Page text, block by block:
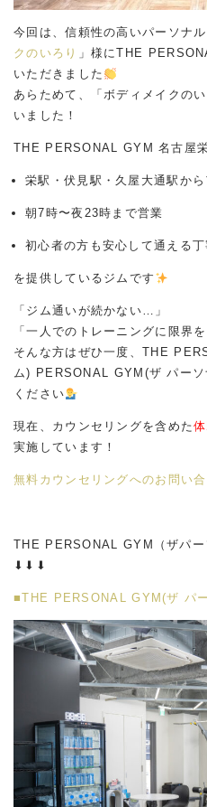
今回は、信頼性の高いパーソナ
クのいろり 」様にTHE
いただきました
あらためて、「ボディメイクの
いました！
THE PERSONAL GYM 名古屋栄
栄駅・伏見駅・久屋大通駅か
朝7時〜夜23時まで営業
初心者の方も安心して通える
を提供しているジムです
「ジム通いが続かない…」
「一人でのトレーニングに限界
そんな方はぜひ一度、THE
ム) PERSONAL GYM(ザ パーソ
ください
現在、カウンセリングを含めた
実施しています！
無料カウンセリングへのお問い
THE PERSONAL GYM（ザパー
⬇︎⬇︎⬇︎
■THE PERSONAL GYM(ザ パ